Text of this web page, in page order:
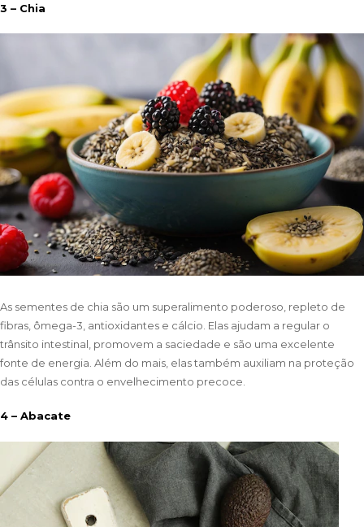
3 – Chia
As sementes de chia são um superalimento poderoso, repleto de
fibras, ômega-3, antioxidantes e cálcio. Elas ajudam a regular o
trânsito intestinal, promovem a saciedade e são uma excelente
fonte de energia. Além do mais, elas também auxiliam na proteção
das células contra o envelhecimento precoce.
4 – Abacate